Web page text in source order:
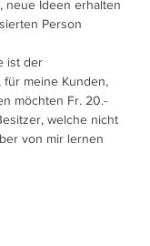
neue Ideen erhalten
Person
ist der
meine Kunden,
möchten Fr. 20.-
welche nicht
von mir lernen